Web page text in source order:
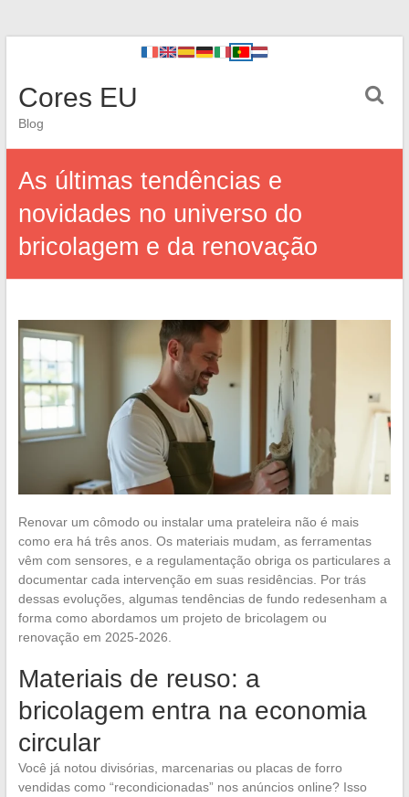
Cores EU
Blog
As últimas tendências e
novidades no universo do
bricolagem e da renovação
Renovar um cômodo ou instalar uma prateleira não é mais
como era há três anos. Os materiais mudam, as ferramentas
vêm com sensores, e a regulamentação obriga os particulares a
documentar cada intervenção em suas residências. Por trás
dessas evoluções, algumas tendências de fundo redesenham a
forma como abordamos um projeto de bricolagem ou
renovação em 2025-2026.
Materiais de reuso: a
bricolagem entra na economia
circular
Você já notou divisórias, marcenarias ou placas de forro
vendidas como “recondicionadas” nos anúncios online? Isso